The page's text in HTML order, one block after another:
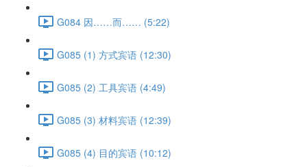
G084 因……而…… (5:22)
G085 (1) 方式宾语 (12:30)
G085 (2) 工具宾语 (4:49)
G085 (3) 材料宾语 (12:39)
G085 (4) 目的宾语 (10:12)